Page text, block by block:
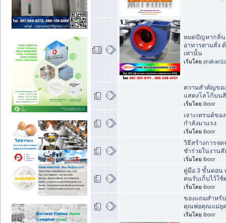
หมดปัญหากลิ่น
อาหารตามสั่ง
เท่านั้น
เริ่มโดย prakan1c
ความสำคัญขอ
แสดงโลโก้บน
เริ่มโดย iboor
เจาะเทรนด์ขอ
กำลังมาแรง
เริ่มโดย iboor
วิธีสร้างการจ
ชำร่วยในงาน
เริ่มโดย iboor
คู่มือ 3 ขั้นตอน
คนรับเก็บไว้ใช้
เริ่มโดย iboor
ของแถมสำหรั
คุณพ่อคุณแม่ยุ
เริ่มโดย iboor